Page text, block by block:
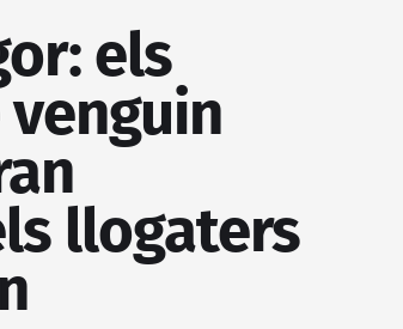
els
llogaters